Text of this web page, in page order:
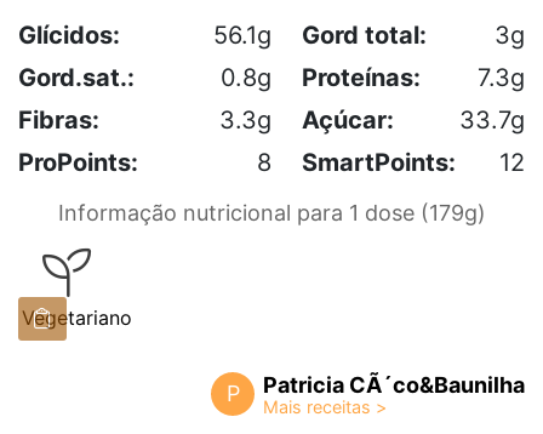
Glícidos: 56.1g Gord total:
3g
Gord.sat.:
0.8g Proteínas:
7.3g
Fibras:
3.3g Açúcar:
33.7g
ProPoints:
8 SmartPoints: 12
Informação nutricional para 1 dose (179g)
Vegetariano
P Patricia CÃ´co&Baunilha